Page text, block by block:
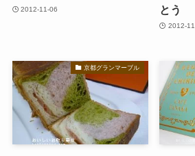
2012-11-06
とう
2012-
京都グランマーブル